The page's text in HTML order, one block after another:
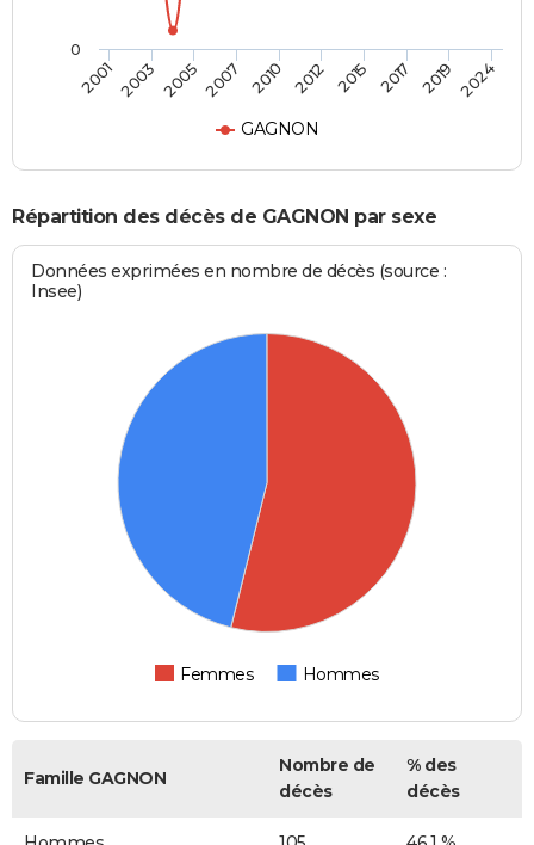
GAGNON
20012003 20052007 2010 2012 2015 2017 2019 2024
0
Répartition des décès de GAGNON par sexe
Données exprimées en nombre de décès (source :
Insee)
Femmes Hommes
Famille GAGNON
Nombre de
décès
% des
décès